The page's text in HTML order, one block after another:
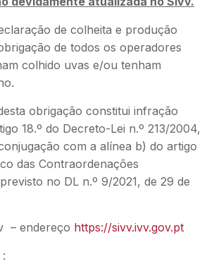
de colheita e produção
de todos os operadores
colhido uvas e/ou tenham
obrigação constitui infração
18.º do Decreto-Lei n.º 213/2004,
com a alínea b) do artigo
das Contraordenações
no DL n.º 9/2021, de 29 de
– endereço https://sivv.ivv.gov.pt